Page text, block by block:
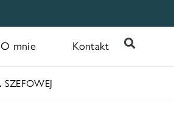
O mnie Kontakt
SZEFOWEJ